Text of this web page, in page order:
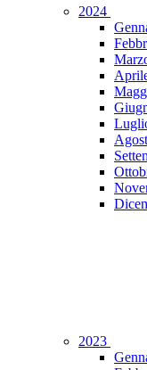
2024
2023